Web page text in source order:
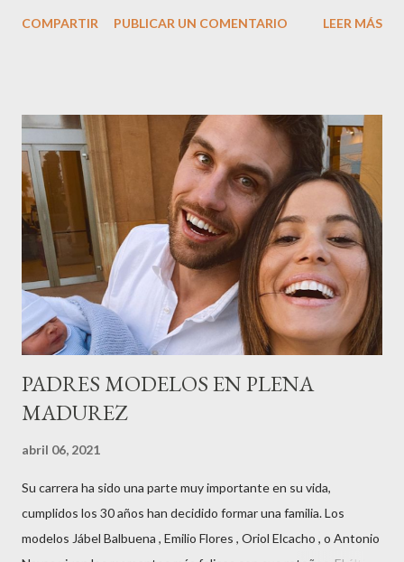
sector en una cena de reconocimiento.Sus hijas Carolina (CEO
peluquería del grupo.Justo hace unos días Carol Pagés nos
contaba detalles del homenaje en Actualida Rosa en RCE
radio,en el programa que presento todos los jueves de 17 a 18
horas . Carolina y Quionia Pagés Carolina Pagés La cita ,en el
Museu Marítim de BCN ,en las Drassanes reunió a figuras
destacadas del sector,así como clientes, autoridades y medios
de comunicación, en una velada inolvidable bajo el lema “Cien
años peinando almas, creando belleza,i...
COMPARTIR PUBLICAR UN COMENTARIO LEER MÁS
PADRES MODELOS EN PLENA
MADUREZ
abril 06, 2021
Su carrera ha sido una parte muy importante en su vida,
cumplidos los 30 años han decidido formar una familia. Los
modelos Jábel Balbuena , Emilio Flores , Oriol Elcacho , o Antonio